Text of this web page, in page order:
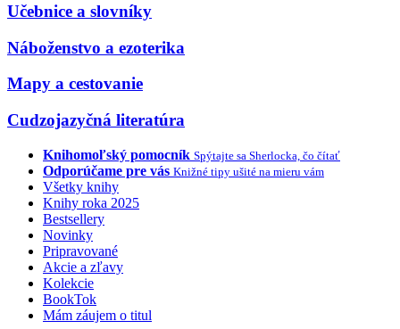
Učebnice a slovníky
Náboženstvo a ezoterika
Mapy a cestovanie
Cudzojazyčná literatúra
Knihomoľský pomocník Spýtajte sa Sherlocka, čo čítať
Odporúčame pre vás Knižné tipy ušité na mieru vám
Všetky knihy
Knihy roka 2025
Bestsellery
Novinky
Pripravované
Akcie a zľavy
Kolekcie
BookTok
Mám záujem o titul